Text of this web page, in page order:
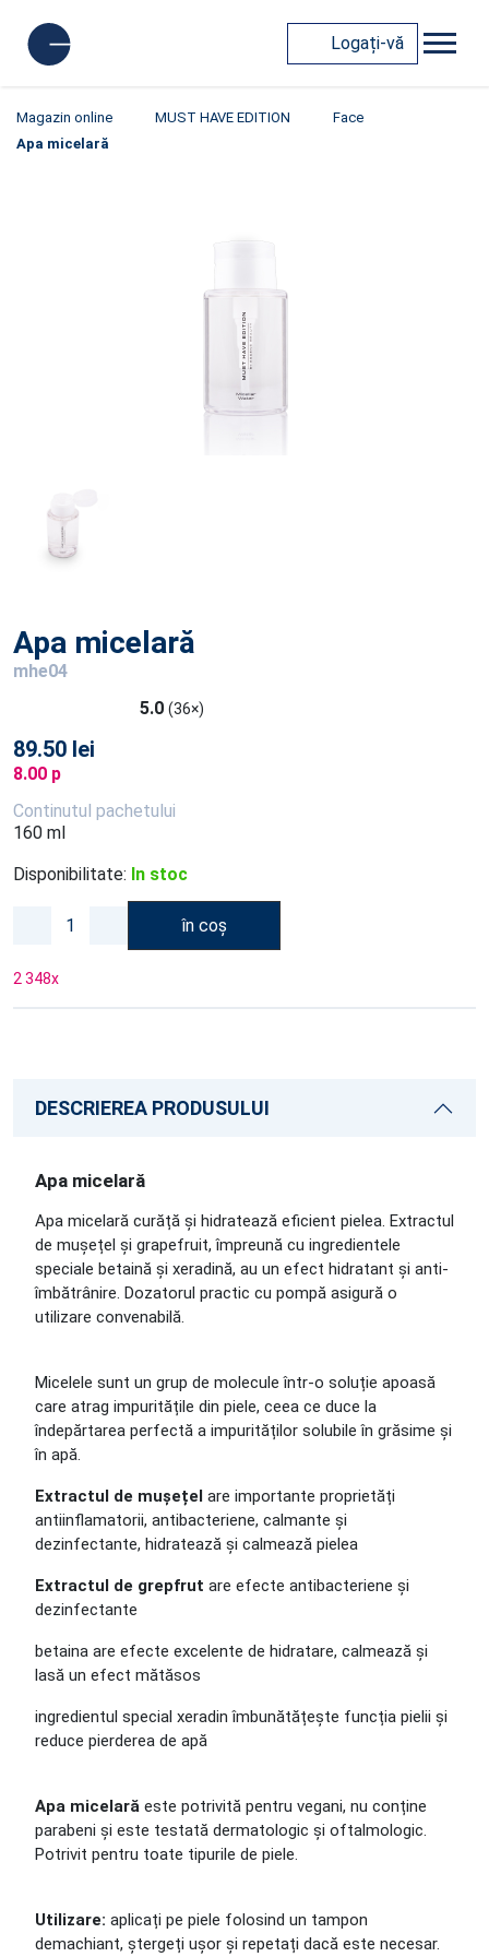
Logați-vă
Magazin online MUST HAVE EDITION
Face
Apa micelară
Apa micelară
mhe04
5.0 (36×)
89.50 lei
8.00 p
Continutul pachetului
160 ml
Disponibilitate: In stoc
în coș
2 348x
DESCRIEREA PRODUSULUI
Apa micelară
Apa micelară curăță și hidratează eficient pielea. Extractul
de mușețel și grapefruit, împreună cu ingredientele
speciale betaină și xeradină, au un efect hidratant și anti-
îmbătrânire. Dozatorul practic cu pompă asigură o
utilizare convenabilă.
Micelele sunt un grup de molecule într-o soluție apoasă
care atrag impuritățile din piele, ceea ce duce la
îndepărtarea perfectă a impurităților solubile în grăsime și
în apă.
Extractul de mușețel are importante proprietăți
antiinflamatorii, antibacteriene, calmante și
dezinfectante, hidratează și calmează pielea
Extractul de grepfrut are efecte antibacteriene și
dezinfectante
betaina are efecte excelente de hidratare, calmează și
lasă un efect mătăsos
ingredientul special xeradin îmbunătățește funcția pielii și
reduce pierderea de apă
Apa micelară este potrivită pentru vegani, nu conține
parabeni și este testată dermatologic și oftalmologic.
Potrivit pentru toate tipurile de piele.
Utilizare: aplicați pe piele folosind un tampon
demachiant, ștergeți ușor și repetați dacă este necesar.